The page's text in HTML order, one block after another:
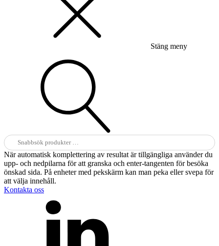
Stäng meny
Sök
efter:
När automatisk komplettering av resultat är tillgängliga använder du
upp- och nedpilarna för att granska och enter-tangenten för besöka
önskad sida. På enheter med pekskärm kan man peka eller svepa för
att välja innehåll.
Kontakta oss